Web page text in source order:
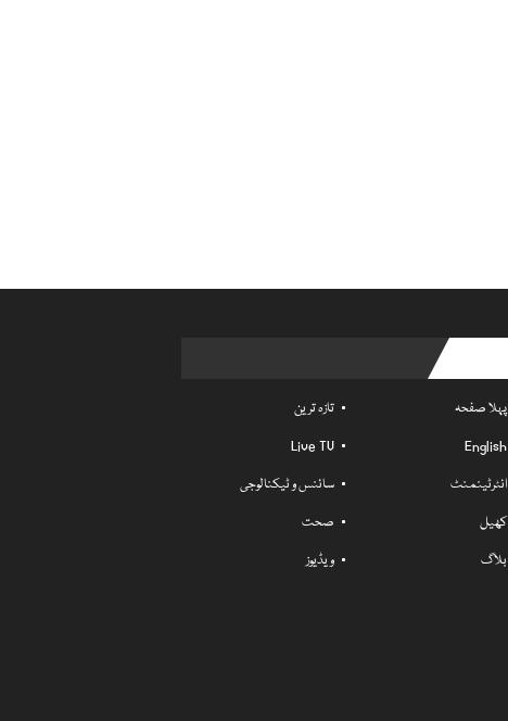
پہلا صفحہ
تازہ ترین
English
Live TV
انٹرٹینمنٹ
سائنس و ٹیکنالوجی
کھیل
صحت
بلاگ
ویڈیوز